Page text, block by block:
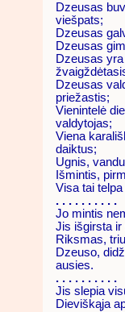
Dzeusas
viešpats;
Dzeusas
Dzeusas
Dzeusas
Dzeusas
priežastis;
Vienintelė
valdytojas;
Viena
daiktus;
Ugnis,
Išmintis,
Visa tai
. . . . . . . . . .
Jo mintis
Jis išgirsta
Riksmas,
Dzeuso,
ausies.
. . . . . . . . . .
Jis slepia
Dieviškąja